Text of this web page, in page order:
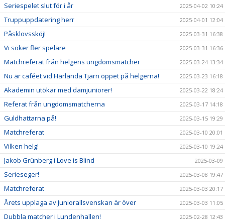
Seriespelet slut för i år 2025-04-02 10:24
Truppuppdatering herr 2025-04-01 12:04
Påsklovssköj! 2025-03-31 16:38
Vi söker fler spelare 2025-03-31 16:36
Matchreferat från helgens ungdomsmatcher 2025-03-24 13:34
Nu är caféet vid Härlanda Tjärn öppet på helgerna! 2025-03-23 16:18
Akademin utökar med damjuniorer! 2025-03-22 18:24
Referat från ungdomsmatcherna 2025-03-17 14:18
Guldhattarna på! 2025-03-15 19:29
Matchreferat 2025-03-10 20:01
Vilken helg! 2025-03-10 19:24
Jakob Grünberg i Love is Blind 2025-03-09
Serieseger! 2025-03-08 19:47
Matchreferat 2025-03-03 20:17
Årets upplaga av Juniorallsvenskan är över 2025-03-03 11:05
Dubbla matcher i Lundenhallen! 2025-02-28 12:43